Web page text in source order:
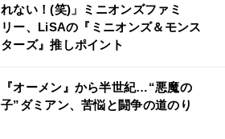
れない！(笑)」ミニオンズファミ
リー、LiSAの『ミニオンズ＆モンス
ターズ』推しポイント
『オーメン』から半世紀…“悪魔の
子”ダミアン、苦悩と闘争の道のり